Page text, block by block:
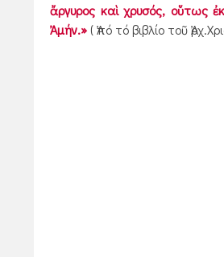
ἄργυρος καὶ χρυσός, οὕτως
Ἀμήν.»( Ἀπό τό βιβλίο τοῦ